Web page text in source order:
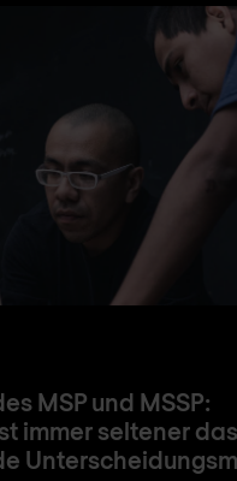
MSP und MSSP:
immer seltener das